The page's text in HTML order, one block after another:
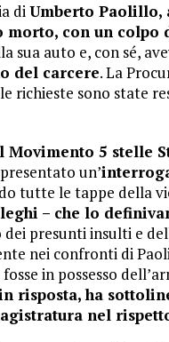
diUmberto
con un colpo
sua auto e, con sé,
del carcere. La
richieste sono state
5 stelle
un’
tutte le tappe della
– che lo
dei presunti insulti e
nei confronti di
in possesso
risposta, ha
nel